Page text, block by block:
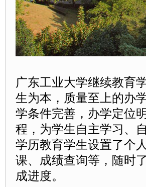
广东工业大学继续教育
生为本，质量至上的办
学条件完善，办学定位
程，为学生自主学习、
学历教育学生设置了个
课、成绩查询等，随时
成进度。